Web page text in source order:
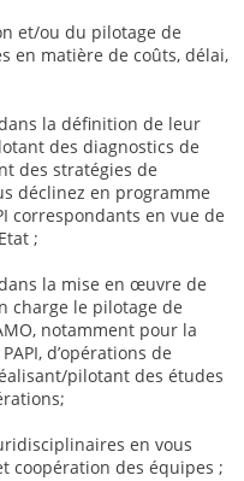
et/ou du pilotage de
en matière de coûts, délai,
la définition de leur
des diagnostics de
des stratégies de
déclinez en programme
correspondants en vue de
;
la mise en œuvre de
charge le pilotage de
notamment pour la
d’opérations de
pilotant des études
en vous
coopération des équipes ;